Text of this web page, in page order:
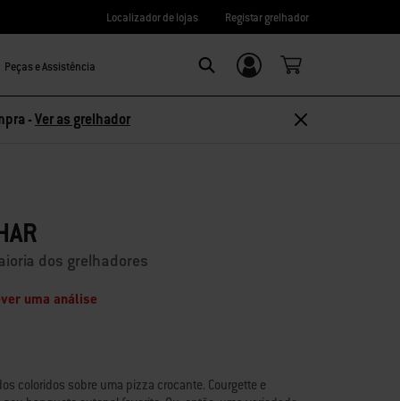
Localizador de lojas Registar grelhador
Peças e Assistência Login/Registo
-Ver as grelhador
dos grelhadores
uma análise
coloridos sobre uma pizza crocante. Courgette e